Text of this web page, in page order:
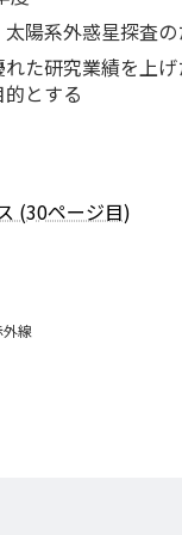
陽系外惑星探査
た研究業績を上
とする
(30ページ目)
外線